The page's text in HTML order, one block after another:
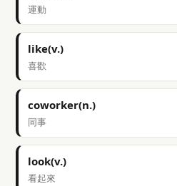
運動
like(v.)
喜歡
coworker(n.)
同事
look(v.)
看起來